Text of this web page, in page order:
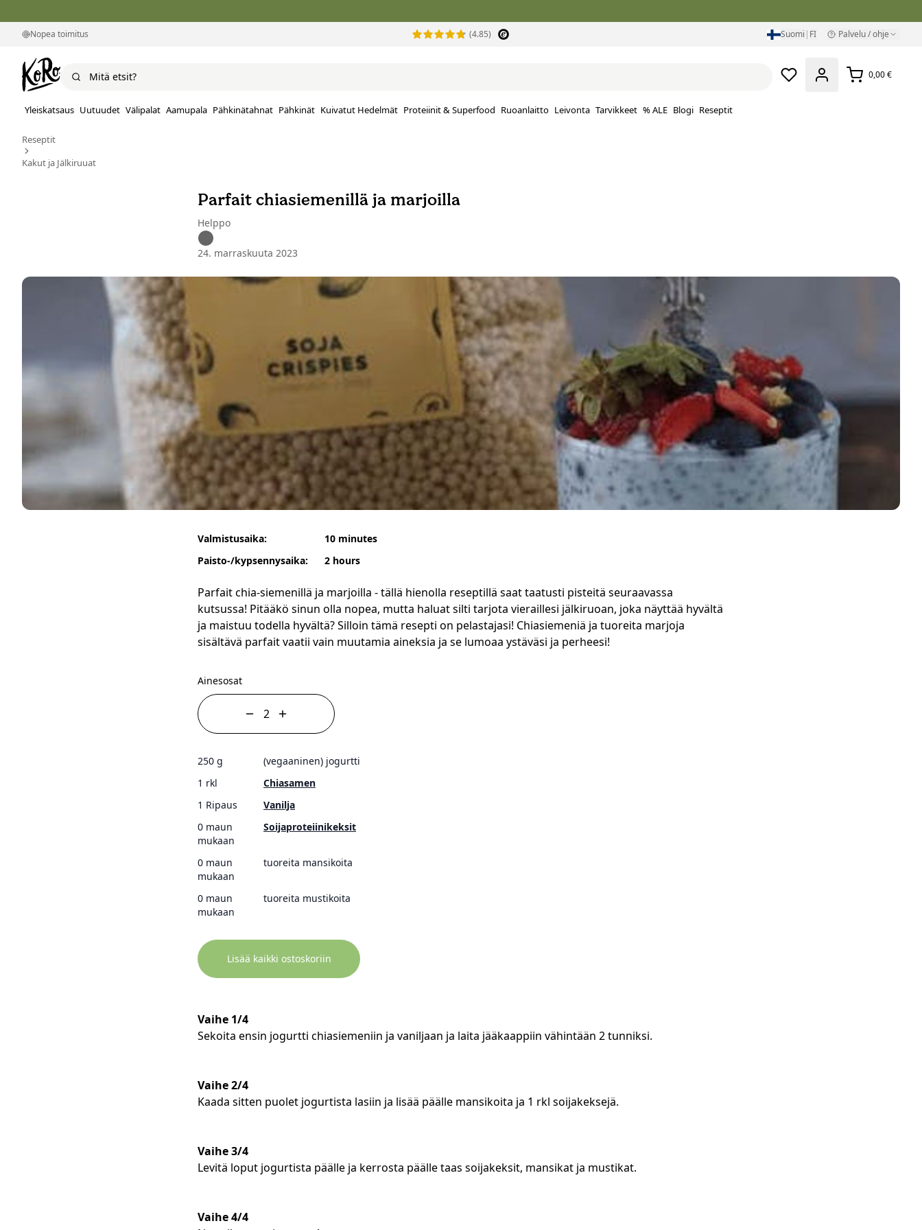
Nopea toimitus (4.85) Suomi | FI Palvelu / ohje
0,00 €
Yleiskatsaus Uutuudet Välipalat Aamupala Pähkinätahnat Pähkinät Kuivatut Hedelmät Proteiinit & Superfood Ruoanlaitto Leivonta Tarvikkeet % ALE Blogi Reseptit
Reseptit
Kakut ja Jälkiruuat
Parfait chiasiemenillä ja marjoilla
Helppo
24. marraskuuta 2023
Valmistusaika:
Paisto-/kypsennysaika:
10 minutes
2 hours
Parfait chia-siemenillä ja marjoilla - tällä hienolla reseptillä saat taatusti pisteitä seuraavassa
kutsussa! Pitääkö sinun olla nopea, mutta haluat silti tarjota vieraillesi jälkiruoan, joka näyttää hyvältä
ja maistuu todella hyvältä? Silloin tämä resepti on pelastajasi! Chiasiemeniä ja tuoreita marjoja
sisältävä parfait vaatii vain muutamia aineksia ja se lumoaa ystäväsi ja perheesi!
Ainesosat
250 g
(vegaaninen) jogurtti
1 rkl
Chiasamen
1 Ripaus
Vanilja
0 maun
mukaan
Soijaproteiinikeksit
0 maun
mukaan
tuoreita mansikoita
0 maun
mukaan
tuoreita mustikoita
Lisää kaikki ostoskoriin
Vaihe 1/4
Sekoita ensin jogurtti chiasiemeniin ja vaniljaan ja laita jääkaappiin vähintään 2 tunniksi.
Vaihe 2/4
Kaada sitten puolet jogurtista lasiin ja lisää päälle mansikoita ja 1 rkl soijakeksejä.
Vaihe 3/4
Levitä loput jogurtista päälle ja kerrosta päälle taas soijakeksit, mansikat ja mustikat.
Vaihe 4/4